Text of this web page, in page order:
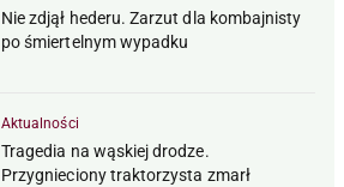
Nie zdjął hederu. Zarzut dla kombajnisty
po śmiertelnym wypadku
Aktualności
Tragedia na wąskiej drodze.
Przygnieciony traktorzysta zmarł